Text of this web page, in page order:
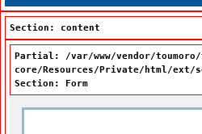
Section: content
Partial: /var/www/vendor/toumoro/
core/Resources/Private/html/
Section: Form